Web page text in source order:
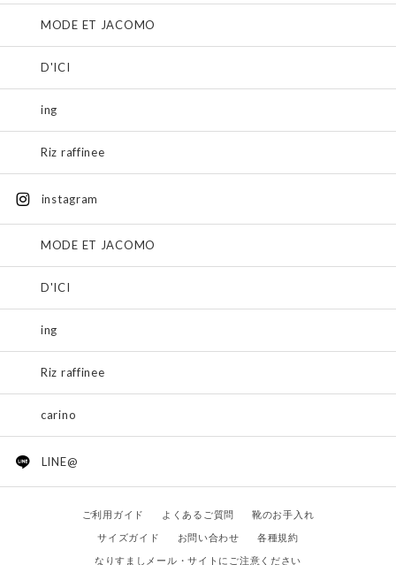
MODE ET JACOMO
D'ICI
ing
Riz raffinee
instagram
MODE ET JACOMO
D'ICI
ing
Riz raffinee
carino
LINE@
ご利用ガイド よくあるご質問
靴のお手入れ
サイズガイド
お問い合わせ
各種規約
なりすましメール・サイトにご注意ください